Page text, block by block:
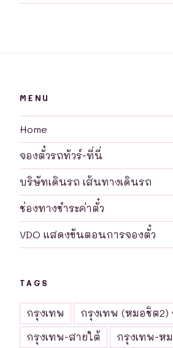
MENU
Home
จองตั๋วรถทัวร์-ที่นี่
บริษัทเดินรถ เส้นทางเดินรถ
ช่องทางชำระค่าตั๋ว
VDO แสดงขันตอนการจองตั๋ว
TAGS
กรุงเทพ
กรุงเทพ (หมอชิต2)
กรุงเทพ-สายใต้
กรุงเทพ-ห